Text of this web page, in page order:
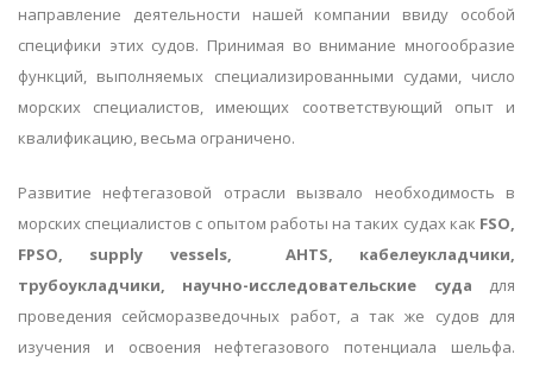
направление деятельности нашей компании ввиду особой
специфики этих судов. Принимая во внимание многообразие
функций, выполняемых специализированными судами, число
морских специалистов, имеющих соответствующий опыт и
квалификацию, весьма ограничено.
Развитие нефтегазовой отрасли вызвало необходимость в
морских специалистов с опытом работы на таких судах как FSO,
FPSO, supply vessels, AHTS, кабелеукладчики,
трубоукладчики, научно-исследовательские суда для
проведения сейсморазведочных работ, а так же судов для
изучения и освоения нефтегазового потенциала шельфа.